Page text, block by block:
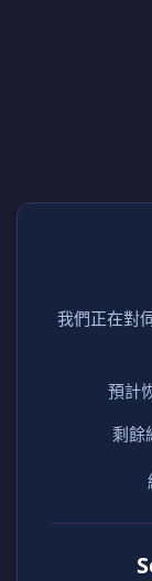
我們正在對
預計
剩餘